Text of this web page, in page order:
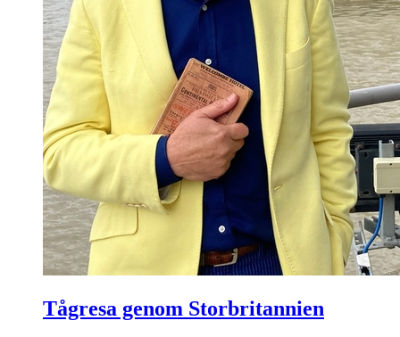
Tågresa genom Storbritannien